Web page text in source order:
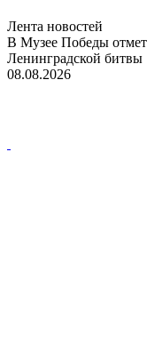
Лента новостей
В Музее Победы
Ленинградской битвы
08.08.2026